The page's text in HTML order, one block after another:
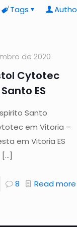
Tags
de 2020
Cytotec
ES
Santo
em Vitoria –
em Vitoria ES
[…]
8 Read more